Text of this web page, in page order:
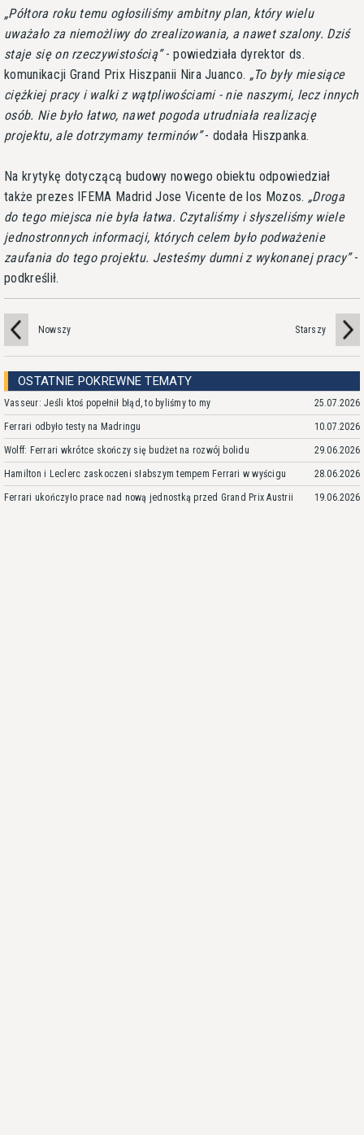
Półtora roku temu ogłosiliśmy ambitny plan, który wielu
uważało za niemożliwy do zrealizowania, a nawet szalony. Dziś
staje się on rzeczywistością - powiedziała dyrektor ds.
komunikacji Grand Prix Hiszpanii Nira Juanco.
To były miesiące
ciężkiej pracy i walki z wątpliwościami - nie naszymi, lecz innych
osób. Nie było łatwo, nawet pogoda utrudniała realizację
projektu, ale dotrzymamy terminów - dodała Hiszpanka.
Na krytykę dotyczącą budowy nowego obiektu odpowiedział
także prezes IFEMA Madrid Jose Vicente de los Mozos.
Droga
do tego miejsca nie była łatwa. Czytaliśmy i słyszeliśmy wiele
jednostronnych informacji, których celem było podważenie
zaufania do tego projektu. Jesteśmy dumni z wykonanej pracy -
podkreślił.
Nowszy Starszy
OSTATNIE POKREWNE TEMATY
Vasseur: Jeśli ktoś popełnił błąd, to byliśmy to my 25.07.2026
Ferrari odbyło testy na Madringu 10.07.2026
Wolff: Ferrari wkrótce skończy się budżet na rozwój bolidu 29.06.2026
Hamilton i Leclerc zaskoczeni słabszym tempem Ferrari w wyścigu 28.06.2026
Ferrari ukończyło prace nad nową jednostką przed Grand Prix Austrii 19.06.2026